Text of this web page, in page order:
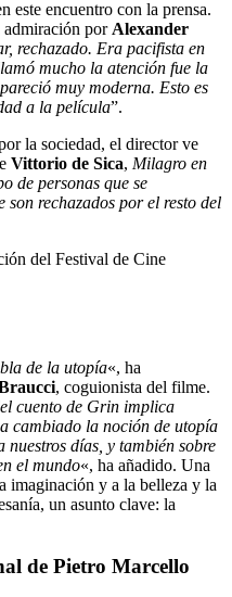
este encuentro con la prensa.
admiración por Alexander
rechazado. Era pacifista en
mucho la atención fue la
muy moderna. Esto es
a la película”.
la sociedad, el director ve
Vittorio de Sica, Milagro en
de personas que se
rechazados por el resto del
de la utopía«, ha
, coguionista del filme.
cuento de Grin implica
cambiado la noción de utopía
nuestros días, y también sobre
el mundo«, ha añadido. Una
imaginación y a la belleza y la
un asunto clave: la
de Pietro Marcello